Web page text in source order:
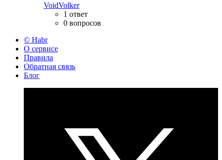
VoidVolker
1 ответ
0 вопросов
© Habr
О сервисе
Правила
Обратная связь
Блог